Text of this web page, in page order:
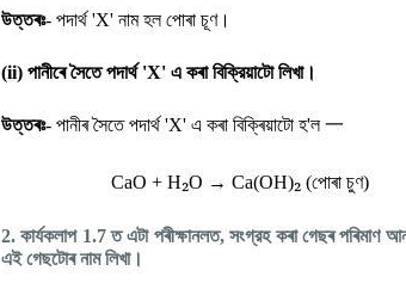
উত্তৰঃ- পদাৰ্থ 'X' নাম হল পোৰা চূণ।
(ii) পানীৰে সৈতে পদার্থ 'X' এ কৰা বিক্রিয়াটো লিখা।
উত্তৰঃ- পানীৰ সৈতে পদাৰ্থ 'X' এ কৰা বিক্ৰিয়াটো হ'ল一
CaO + H₂O → Ca(OH)₂ (পোৰা চুণ)
2.কার্যকলাপ 1.7ত এটা পৰীক্ষানলত,সংগ্রহ কৰা গেছৰ পৰিমাণ
এই গেছটোৰ নাম লিখা।